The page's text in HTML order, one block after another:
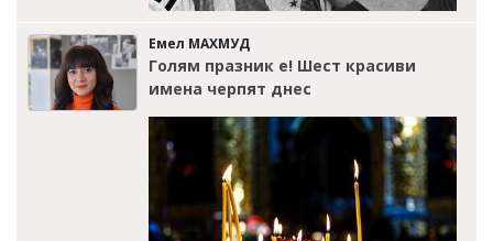
Емел МАХМУД
Голям празник е! Шест красиви
имена черпят днес